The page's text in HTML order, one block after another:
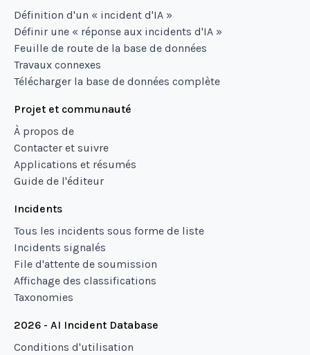
Définition d'un « incident d'IA »
Définir une « réponse aux incidents d'IA »
Feuille de route de la base de données
Travaux connexes
Télécharger la base de données complète
Projet et communauté
À propos de
Contacter et suivre
Applications et résumés
Guide de l'éditeur
Incidents
Tous les incidents sous forme de liste
Incidents signalés
File d'attente de soumission
Affichage des classifications
Taxonomies
2026 - AI Incident Database
Conditions d'utilisation